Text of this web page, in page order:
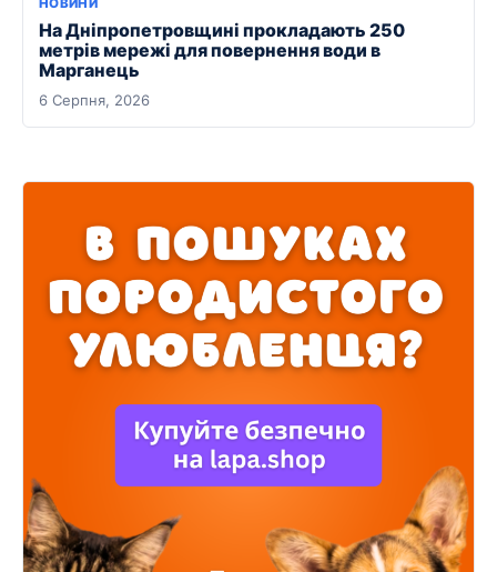
На Дніпропетровщині прокладають 250
метрів мережі для повернення води в
Марганець
6 Серпня, 2026